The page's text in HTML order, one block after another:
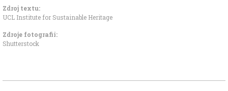
Zdroj textu:
UCL Institute for Sustainable Heritage
Zdroje fotografii:
Shutterstock